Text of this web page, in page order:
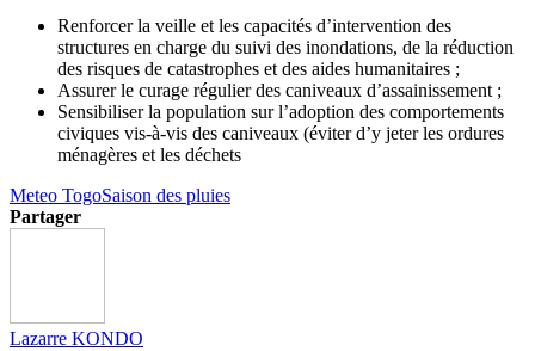
Renforcer la veille et les capacités d’intervention des
structures en charge du suivi des inondations, de la réduction
des risques de catastrophes et des aides humanitaires ;
Assurer le curage régulier des caniveaux d’assainissement ;
Sensibiliser la population sur l’adoption des comportements
civiques vis-à-vis des caniveaux (éviter d’y jeter les ordures
ménagères et les déchets
Meteo TogoSaison des pluies
Partager
Lazarre KONDO